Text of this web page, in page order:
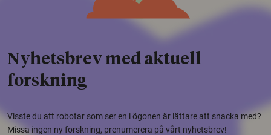
Nyhetsbrev med aktuell
forskning
Visste du att robotar som ser en i ögonen är lättare att snacka med?
Missa ingen ny forskning, prenumerera på vårt nyhetsbrev!